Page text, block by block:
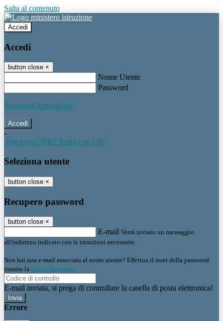
Salta al contenuto
Accedi
Accedi
button close ×
Nome Utente
Password
Password dimenticata?
-
Entra con SPID Entra con CIE
Seleziona utente
button close ×
Recupero password
button close ×
E-mail Verrà inviato un messaggio
all'indirizzo indicato con le istruzioni necessarie.
Non hai una e-mail associata al nome utente? Effettua il reset della password
tramite la Login Spaggiari
E-mail inviata, si prega di controllare la casella di posta elettronica!
Errore